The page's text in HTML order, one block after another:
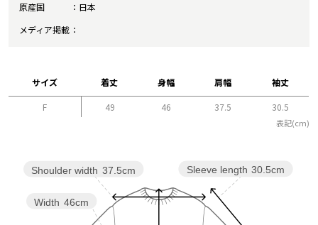
原産国
日本
メディア掲載
サイズ 着丈 身幅 肩幅 袖丈
F 49 46 37.5 30.5
表記(cm)
Sleeve length 30.5cm
Width 46cm
Shoulder width 37.5cm